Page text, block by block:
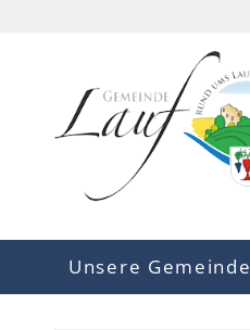
Unsere Gemeinde